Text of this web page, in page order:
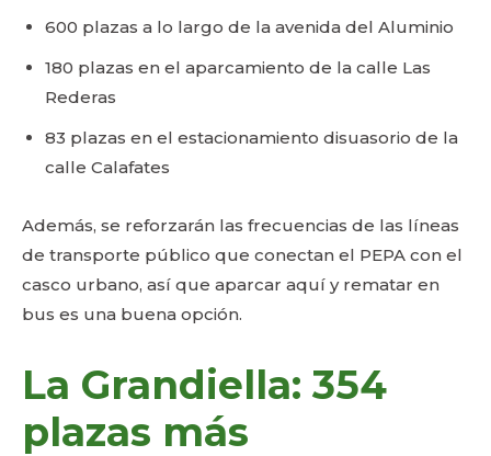
600 plazas a lo largo de la avenida del Aluminio
180 plazas en el aparcamiento de la calle Las
Rederas
83 plazas en el estacionamiento disuasorio de la
calle Calafates
Además, se reforzarán las frecuencias de las líneas
de transporte público que conectan el PEPA con el
casco urbano, así que aparcar aquí y rematar en
bus es una buena opción.
La Grandiella: 354
plazas más